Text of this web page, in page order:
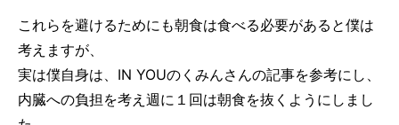
これらを避けるためにも朝食は食べる必要があると僕は
考えますが、
実は僕自身は、IN YOUのくみんさんの記事を参考にし、
内臓への負担を考え週に１回は朝食を抜くようにしまし